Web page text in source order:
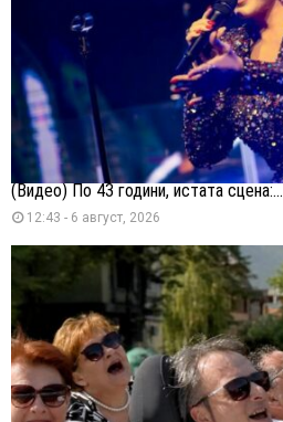
(Видео) По 43 години, истата сцена:...
12:43 - 6 август, 2026